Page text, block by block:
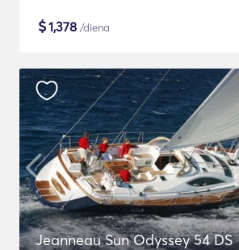
$1,378 /diena
Jeanneau Sun Odyssey 54 DS